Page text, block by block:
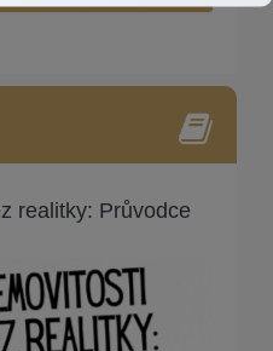
realitky: Průvodce